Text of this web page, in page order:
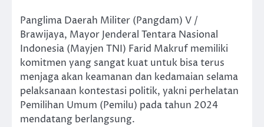
Panglima Daerah Militer (Pangdam) V /
Brawijaya, Mayor Jenderal Tentara Nasional
Indonesia (Mayjen TNI) Farid Makruf memiliki
komitmen yang sangat kuat untuk bisa terus
menjaga akan keamanan dan kedamaian selama
pelaksanaan kontestasi politik, yakni perhelatan
Pemilihan Umum (Pemilu) pada tahun 2024
mendatang berlangsung.